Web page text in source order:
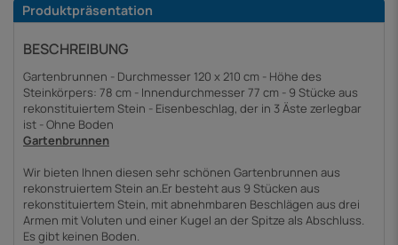
Produktpräsentation
BESCHREIBUNG
Gartenbrunnen - Durchmesser 120 x 210 cm - Höhe des
Steinkörpers: 78 cm - Innendurchmesser 77 cm - 9 Stücke aus
rekonstituiertem Stein - Eisenbeschlag, der in 3 Äste zerlegbar
ist - Ohne Boden
Gartenbrunnen
Wir bieten Ihnen diesen sehr schönen Gartenbrunnen aus
rekonstruiertem Stein an.Er besteht aus 9 Stücken aus
rekonstituiertem Stein, mit abnehmbaren Beschlägen aus drei
Armen mit Voluten und einer Kugel an der Spitze als Abschluss.
Es gibt keinen Boden.